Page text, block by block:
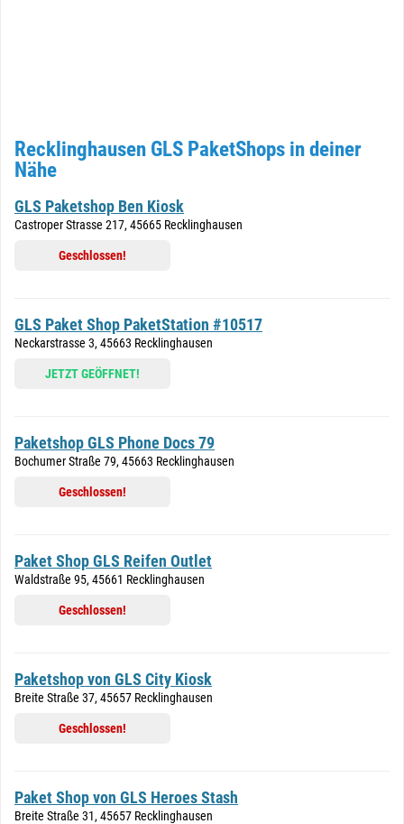
Recklinghausen GLS PaketShops in deiner
Nähe
GLS Paketshop Ben Kiosk
Castroper Strasse 217, 45665 Recklinghausen
Geschlossen!
GLS Paket Shop PaketStation #10517
Neckarstrasse 3, 45663 Recklinghausen
JETZT GEÖFFNET!
Paketshop GLS Phone Docs 79
Bochumer Straße 79, 45663 Recklinghausen
Geschlossen!
Paket Shop GLS Reifen Outlet
Waldstraße 95, 45661 Recklinghausen
Geschlossen!
Paketshop von GLS City Kiosk
Breite Straße 37, 45657 Recklinghausen
Geschlossen!
Paket Shop von GLS Heroes Stash
Breite Straße 31, 45657 Recklinghausen